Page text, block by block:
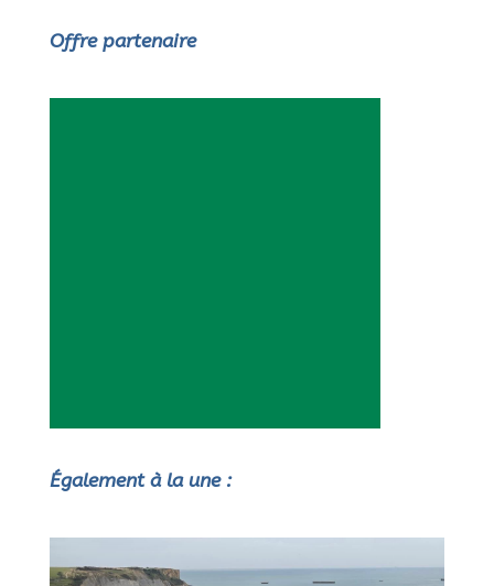
Offre partenaire
Également à la une :